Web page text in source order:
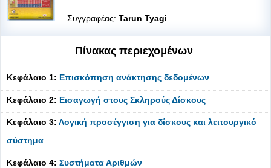
Συγγραφέας: Tarun Tyagi
Πίνακας περιεχομένων
Κεφάλαιο 1: Επισκόπηση ανάκτησης δεδομένων
Κεφάλαιο 2: Εισαγωγή στους Σκληρούς Δίσκους
Κεφάλαιο 3: Λογική προσέγγιση για δίσκους και λειτουργικό
σύστημα
Κεφάλαιο 4: Συστήματα Αριθμών